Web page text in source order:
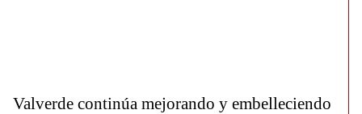
Valverde continúa mejorando y embelleciendo